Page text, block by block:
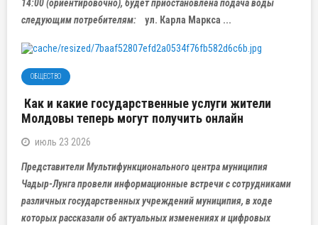
14:00 (ориентировочно), будет приостановлена подача воды
следующим потребителям:
ул. Карла Маркса ...
ОБЩЕСТВО
Как и какие государственные услуги жители
Молдовы теперь могут получить онлайн
июль 23 2026
Представители Мультифункционального центра муниципия
Чадыр-Лунга провели информационные встречи с сотрудниками
различных государственных учреждений муниципия, в ходе
которых рассказали об актуальных изменениях и цифровых